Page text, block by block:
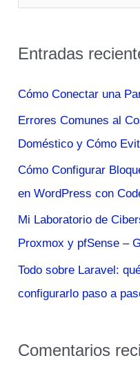
u
c
p
o
r
:
Entradas
Cómo Conectar una
Errores Comunes al
Doméstico y Cómo
Cómo Configurar
en WordPress con
Mi Laboratorio de
Proxmox y pfSense –
Todo sobre Laravel:
configurarlo paso a
Comentarios